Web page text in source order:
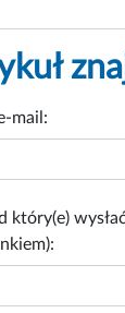
mail:
który(e)